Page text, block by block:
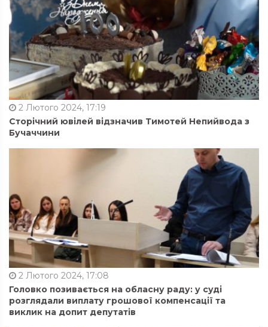
2 Лютого 2024, 17:19
Сторічний ювілей відзначив Тимотей Непийвода з
Бучаччини
2 Лютого 2024, 17:08
Головко позивається на обласну раду: у суді
розглядали виплату грошової компенсації та
виклик на допит депутатів